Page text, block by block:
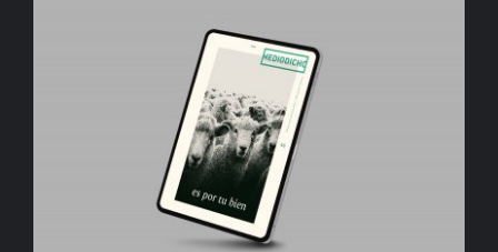
AÑADIR AL CARRITO /